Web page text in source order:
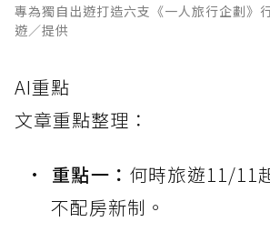
專為獨自出遊打造六支《一人旅行企劃
遊／提供
AI重點
文章重點整理：
重點一： 何時旅遊11/11
不配房新制。